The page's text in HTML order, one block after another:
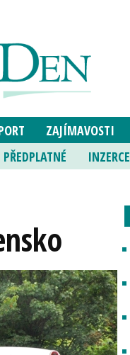
ZAJÍMAVOSTI
PŘEDPLATNÉ INZERCE